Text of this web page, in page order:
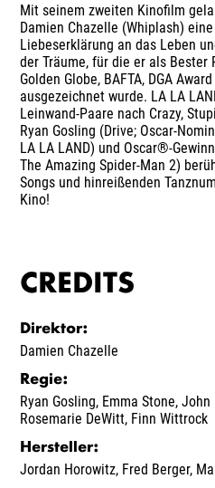
Mit seinem zweiten Kinofilm
Damien Chazelle (Whiplash)
Liebeserklärung an das Leben
der Träume, für die er als Bester
Golden Globe, BAFTA, DGA
ausgezeichnet wurde. LA LA
Leinwand-Paare nach Crazy,
Ryan Gosling (Drive; Oscar-
LA LA LAND) und Oscar®-
The Amazing Spider-Man 2)
Songs und hinreißenden
Kino!
CREDITS
Direktor:
Damien Chazelle
Regie:
Ryan Gosling, Emma Stone,John
Rosemarie DeWitt, Finn Wittrock
Hersteller:
Jordan Horowitz, Fred Berger,